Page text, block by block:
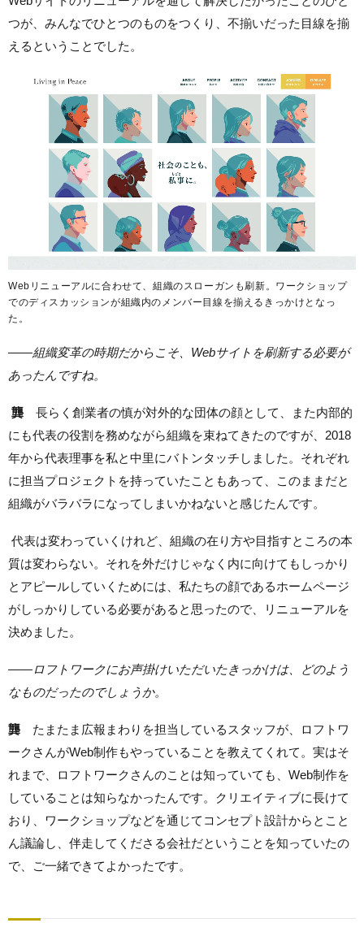
つが、みんなでひとつのものをつくり、不揃いだった目線を揃
えるということでした。
Webリニューアルに合わせて、組織のスローガンも刷新。ワークショップ
でのディスカッションが組織内のメンバー目線を揃えるきっかけとなっ
た。
——組織変革の時期だからこそ、Webサイトを刷新する必要が
あったんですね。
龔 長らく創業者の慎が対外的な団体の顔として、また内部的
にも代表の役割を務めながら組織を束ねてきたのですが、2018
年から代表理事を私と中里にバトンタッチしました。それぞれ
に担当プロジェクトを持っていたこともあって、このままだと
組織がバラバラになってしまいかねないと感じたんです。
代表は変わっていくけれど、組織の在り方や目指すところの本
質は変わらない。それを外だけじゃなく内に向けてもしっかり
とアピールしていくためには、私たちの顔であるホームページ
がしっかりしている必要があると思ったので、リニューアルを
決めました。
——ロフトワークにお声掛けいただいたきっかけは、どのよう
なものだったのでしょうか。
龔たまたま広報まわりを担当しているスタッフが、ロフトワ
ークさんがWeb制作もやっていることを教えてくれて。実はそ
れまで、ロフトワークさんのことは知っていても、Web制作を
していることは知らなかったんです。クリエイティブに長けて
おり、ワークショップなどを通じてコンセプト設計からとこと
ん議論し、伴走してくださる会社だということを知っていたの
で、ご一緒できてよかったです。